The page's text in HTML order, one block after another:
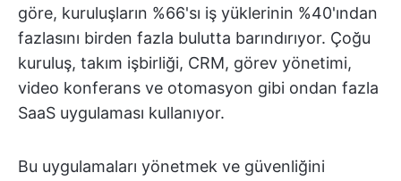
göre, kuruluşların %66'sı iş yüklerinin %40'ından
fazlasını birden fazla bulutta barındırıyor. Çoğu
kuruluş, takım işbirliği, CRM, görev yönetimi,
video konferans ve otomasyon gibi ondan fazla
SaaS uygulaması kullanıyor.
Bu uygulamaları yönetmek ve güvenliğini